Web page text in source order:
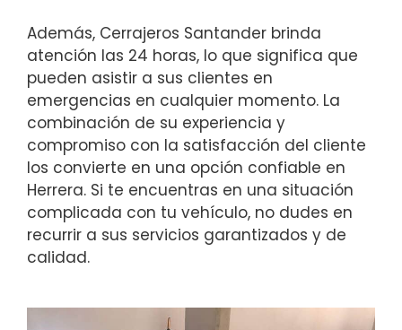
Además, Cerrajeros Santander brinda
atención las 24 horas, lo que significa que
pueden asistir a sus clientes en
emergencias en cualquier momento. La
combinación de su experiencia y
compromiso con la satisfacción del cliente
los convierte en una opción confiable en
Herrera. Si te encuentras en una situación
complicada con tu vehículo, no dudes en
recurrir a sus servicios garantizados y de
calidad.